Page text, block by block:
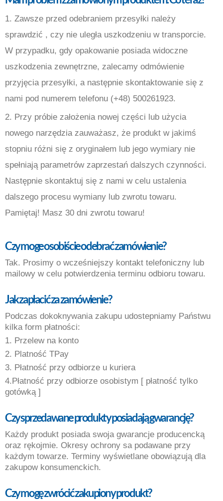
1. Zawsze przed odebraniem przesyłki należy
sprawdzić , czy nie uległa uszkodzeniu w transporcie.
W przypadku, gdy opakowanie posiada widoczne
uszkodzenia zewnętrzne, zalecamy odmówienie
przyjęcia przesyłki, a następnie skontaktowanie się z
nami pod numerem telefonu (+48) 500261923.
2. Przy próbie założenia nowej części lub użycia
nowego narzędzia zauważasz, że produkt w jakimś
stopniu różni się z oryginałem lub jego wymiary nie
spełniają parametrów zaprzestań dalszych czynności.
Następnie skontaktuj się z nami w celu ustalenia
dalszego procesu wymiany lub zwrotu towaru.
Pamiętaj! Masz 30 dni zwrotu towaru!
Czy moge osobiście odebrać zamówienie?
Tak. Prosimy o wcześniejszy kontakt telefoniczny lub
mailowy w celu potwierdzenia terminu odbioru towaru.
Jak zapłacić za zamówienie?
Podczas dokoknywania zakupu udostepniamy Państwu
kilka form płatności:
1. Przelew na konto
2. Platność TPay
3. Płatność przy odbiorze u kuriera
4.Płatność przy odbiorze osobistym [ płatność tylko
gotówką ]
Czy sprzedawane produkty posiadają gwarancję?
Każdy produkt posiada swoja gwarancje producencką
oraz rękojmie. Okresy ochrony sa podawane przy
każdym towarze. Terminy wyświetlane obowiązują dla
zakupow konsumenckich.
Czy mogę zwrócić zakupiony produkt?